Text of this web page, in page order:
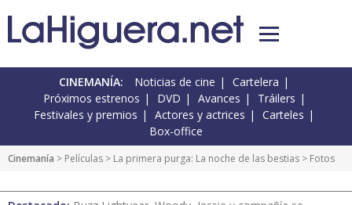
CINEMANÍA: Noticias de cine
Cartelera
Próximos estrenos
DVD Avances
Tráilers
Festivales y premios
Actores y actrices
Carteles
Box-office
Cinemanía > Películas > La primera purga: La noche de las bestias > Fotos